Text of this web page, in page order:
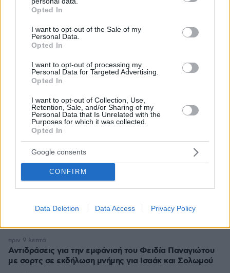
grant or deny consent to Google and its third-party tags to
use your data for below specified purposes in below Google
consent section.
Opted In
I want to opt-out of the Sale of my
Personal Data.
Opted In
I want to opt-out of processing my
Personal Data for Targeted Advertising.
Opted In
I want to opt-out of Collection, Use,
Retention, Sale, and/or Sharing of my
Personal Data that Is Unrelated with the
Purposes for which it was collected.
Opted In
Google consents
CONFIRM
Data Deletion Data Access Privacy Policy
ρομποτικής στην Ελλάδα
04.08.2026, 11:20
Από μαθητής, φοιτητής σε άλλη πόλη!
Επαγγελματική Εκπαίδευση & Εξειδίκευση: Το Mοντέλο που
σε Bάζει στην Aγορά Eργασίας
ΡΟΗ ΕΙΔΗΣΕΩΝ
Τα δύο πρόσωπα της ελληνικής οικονομίας: Aνεβαίνει ο
πλούτος, πέφτει η αποταμίευση και «φουσκώνει» ο
Αντιδράσεις για την εμφάνισή του Φειδία Παναγιώτου
με σορτς σε εκδήλωση μνήμης για Ισαάκ και Σολωμού
πριν 9 λεπτά